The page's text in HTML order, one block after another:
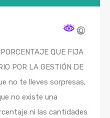
QUE FIJA
POR LA GESTIÓN DE
no te lleves sorpresas,
no existe una
ni las cantidades